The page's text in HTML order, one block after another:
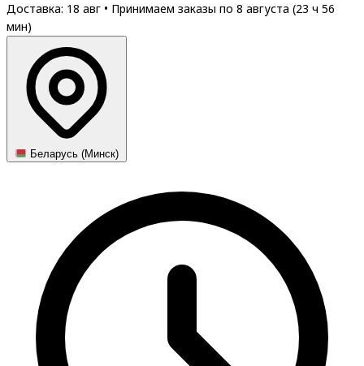
Доставка: 18 авг • Принимаем заказы по 8 августа (23 ч 56
мин)
Беларусь (Минск)